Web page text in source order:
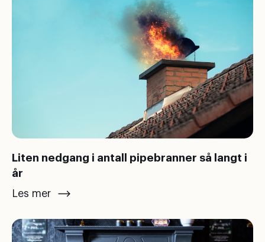
Liten nedgang i antall pipebranner så langt i
år
Les mer